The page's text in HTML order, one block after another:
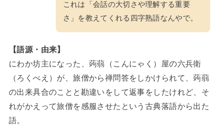
これは「会話の大切さや理解する重要
さ」を教えてくれる四字熟語なんやで。
【語源・由来】
にわか坊主になった、蒟蒻（こんにゃく）屋の六兵衛
（ろくべえ）が、旅僧から禅問答をしかけられて、蒟蒻
の出来具合のことと勘違いをして返事をしたけれど、そ
れがかえって旅僧を感服させたという古典落語から出た
語。